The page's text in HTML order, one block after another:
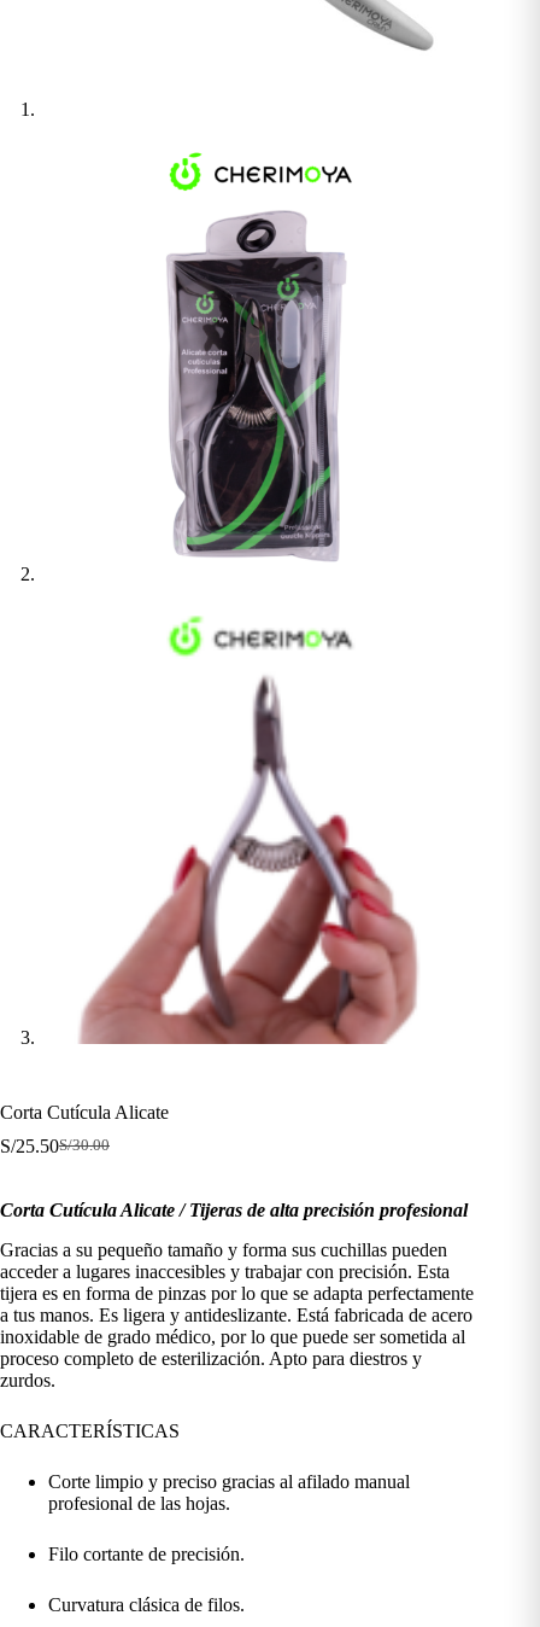
Corta Cutícula Alicate
S/30.00
El
original
era:
S/30.00.
S/25.50El
actual
es:
S/25.50.
Corta Cutícula Alicate / Tijeras de alta precisión profesional
Gracias a su pequeño tamaño y forma sus cuchillas pueden
acceder a lugares inaccesibles y trabajar con precisión. Esta
tijera es en forma de pinzas por lo que se adapta perfectamente
a tus manos. Es ligera y antideslizante. Está fabricada de acero
inoxidable de grado médico, por lo que puede ser sometida al
proceso completo de esterilización. Apto para diestros y
zurdos.
CARACTERÍSTICAS
Corte limpio y preciso gracias al afilado manual
profesional de las hojas.
Filo cortante de precisión.
Curvatura clásica de filos.